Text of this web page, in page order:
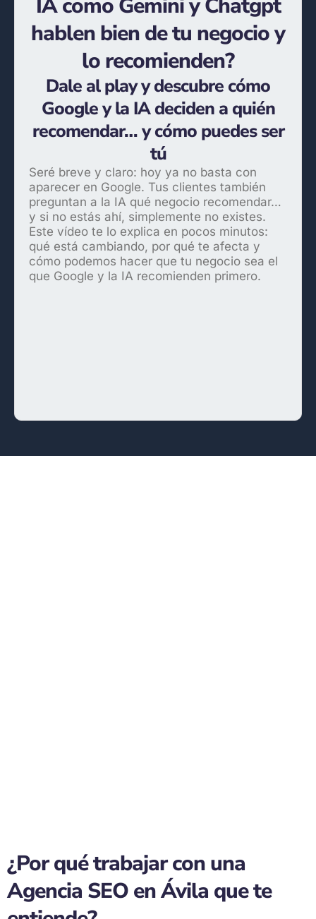
IA como Gemini y Chatgpt
hablen bien de tu negocio y
lo recomienden?
Dale al play y descubre cómo
Google y la IA deciden a quién
recomendar… y cómo puedes ser
tú
Seré breve y claro: hoy ya no basta con
aparecer en Google. Tus clientes también
preguntan a la IA qué negocio recomendar…
y si no estás ahí, simplemente no existes.
Este vídeo te lo explica en pocos minutos:
qué está cambiando, por qué te afecta y
cómo podemos hacer que tu negocio sea el
que Google y la IA recomienden primero.
¿Por qué trabajar con una
Agencia SEO en Ávila que te